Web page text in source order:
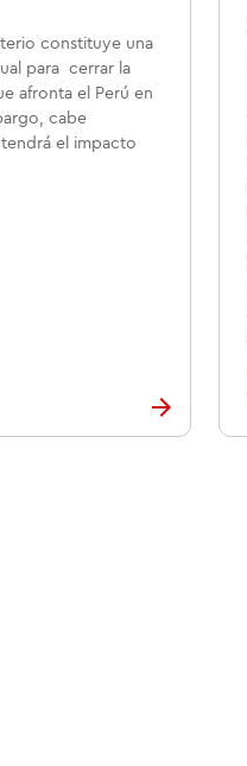
constituye una
para cerrar la
afronta el Perú en
cabe
el impacto